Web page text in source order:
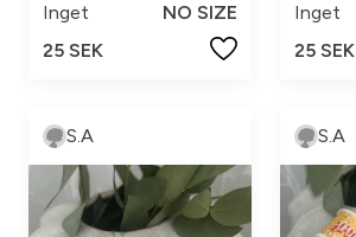
Inget
NO SIZE
25 SEK
Inget
25 SEK
S.A S.A